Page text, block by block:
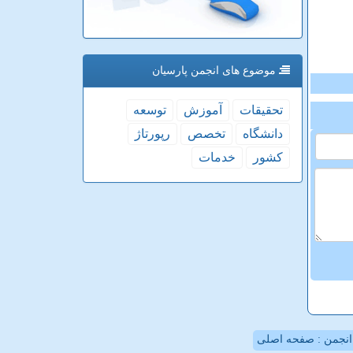
موضوع های انجمن پارسیان
تحقیقات آموزش
توسعه
دانشگاه
تخصص
رپورتاژ
كشور
خدمات
: صفحه اصلی